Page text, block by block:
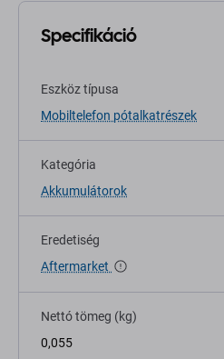
Specifikáció
Eszköz típusa
Mobiltelefon pótalkatrészek
Kategória
Akkumulátorok
Eredetiség
Aftermarket
Nettó tömeg (kg)
0,055